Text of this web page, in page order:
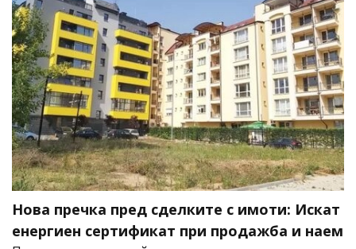
Нова пречка пред сделките с имоти: Искат
енергиен сертификат при продажба и наем